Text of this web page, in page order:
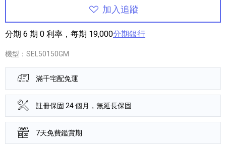
加入追蹤
分期 6 期 0 利率，每期 19,000分期銀行
機型：SEL50150GM
滿千宅配免運
註冊保固 24 個月，無延長保固
7天免費鑑賞期